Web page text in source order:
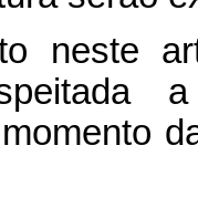
neste